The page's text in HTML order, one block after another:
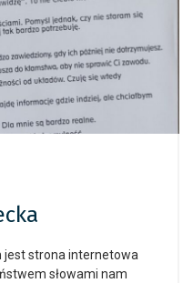
jest strona internetowa
słowami nam